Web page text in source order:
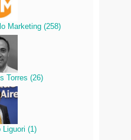
Marketing (258)
Torres (26)
Liguori (1)